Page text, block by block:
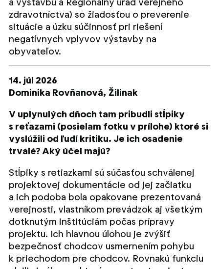
a výstavbu a Regionálny úrad verejného
zdravotníctva) so žiadosťou o preverenie
situácie a úzku súčinnosť pri riešení
negatívnych vplyvov výstavby na
obyvateľov.
14. júl 2026
Dominika Rovňanová, Žilinak
V uplynulých dňoch tam pribudli stĺpiky
s reťazami (posielam fotku v prílohe) ktoré si
vyslúžili od ľudí kritiku. Je ich osadenie
trvalé? Aký účel majú?
Stĺpiky s retiazkami sú súčasťou schválenej
projektovej dokumentácie od jej začiatku
a ich podoba bola opakovane prezentovaná
verejnosti, vlastníkom prevádzok aj všetkým
dotknutým inštitúciám počas prípravy
projektu. Ich hlavnou úlohou je zvýšiť
bezpečnosť chodcov usmernením pohybu
k priechodom pre chodcov. Rovnakú funkciu